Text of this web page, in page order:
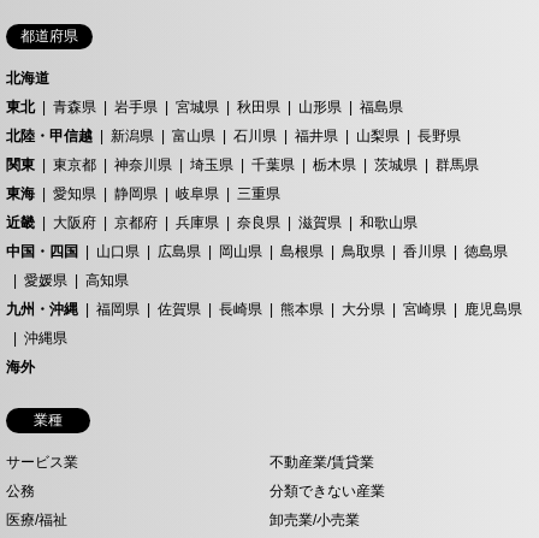
都道府県
北海道
東北
青森県 岩手県 宮城県 秋田県 山形県
福島県
北陸・甲信越
新潟県 富山県 石川県 福井県 山梨県
長野県
関東
東京都 神奈川県 埼玉県 千葉県 栃木県 茨城県
群馬県
東海
愛知県 静岡県 岐阜県
三重県
近畿
大阪府 京都府 兵庫県 奈良県 滋賀県
和歌山県
中国・四国
山口県 広島県 岡山県 島根県 鳥取県 香川県
徳島県
愛媛県
高知県
九州・沖縄
福岡県 佐賀県 長崎県 熊本県 大分県 宮崎県
鹿児島県
沖縄県
海外
業種
サービス業
不動産業/賃貸業
公務
分類できない産業
医療/福祉
卸売業/小売業